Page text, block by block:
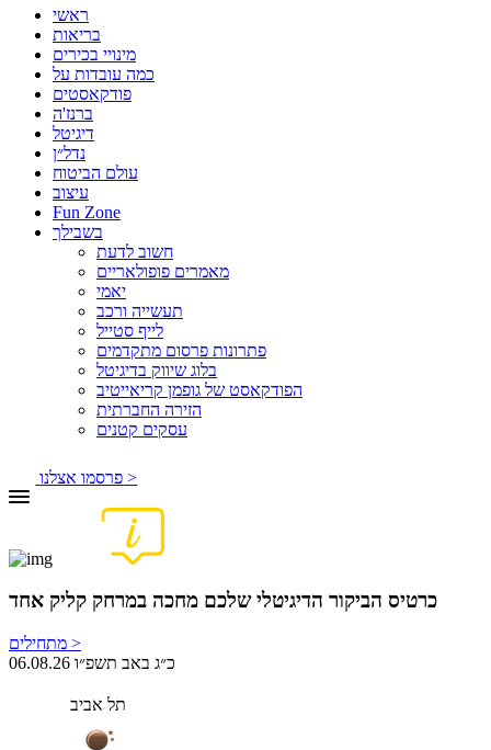
ראשי
בריאות
מינויי בכירים
כמה עובדות על
פודקאסטים
ברנז'ה
דיגיטל
נדל״ן
עולם הביטוח
עיצוב
Fun Zone
בשבילך
חשוב לדעת
מאמרים פופולאריים
יאמי
תעשייה ורכב
לייף סטייל
פתרונות פרסום מתקדמים
בלוג שיווק בדיגיטל
הפודקאסט של גופמן קריאייטיב
הזירה החברתית
עסקים קטנים
פרסמו אצלנו >
כרטיס הביקור הדיגיטלי שלכם מחכה במרחק קליק אחד
מתחילים >
06.08.26 כ״ג באב תשפ״ו
תל אביב